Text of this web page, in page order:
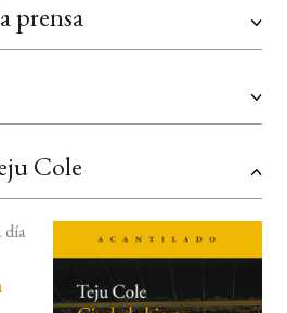
prensa
Cole